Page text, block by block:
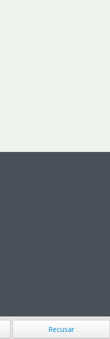
Recusar